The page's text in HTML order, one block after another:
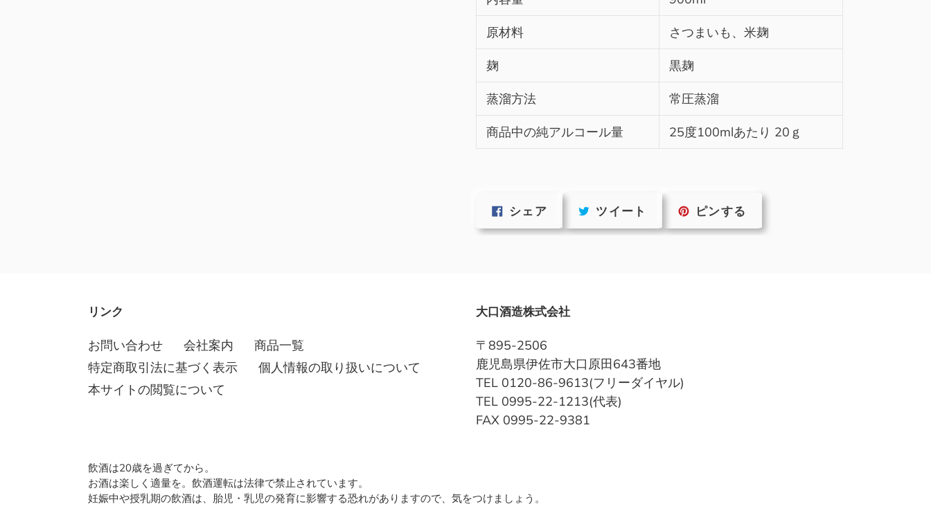
原材料 さつまいも、米麹
麹 黒麹
蒸溜方法 常圧蒸溜
商品中の純アルコール量 25度100mlあたり 20ｇ
シェアFACEBOOK
シ
ツイート
TWITTER
投
ピンする
ピ
リンク
お問い合わせ 会社案内
商品一覧
特定商取引法に基づく表示
個人情報の取り扱いについて
本サイトの閲覧について
大口酒造株式会社
〒895-2506
鹿児島県伊佐市大口原田643番地
TEL 0120-86-9613(フリーダイヤル)
TEL 0995-22-1213(代表)
FAX 0995-22-9381
飲酒は20歳を過ぎてから。
お酒は楽しく適量を。飲酒運転は法律で禁止されています。
妊娠中や授乳期の飲酒は、胎児・乳児の発育に影響する恐れがありますので、気をつけましょう。